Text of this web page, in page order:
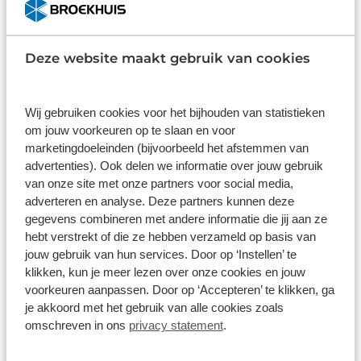
Deze website maakt gebruik van cookies
Wij gebruiken cookies voor het bijhouden van statistieken
om jouw voorkeuren op te slaan en voor
marketingdoeleinden (bijvoorbeeld het afstemmen van
advertenties). Ook delen we informatie over jouw gebruik
van onze site met onze partners voor social media,
adverteren en analyse. Deze partners kunnen deze
gegevens combineren met andere informatie die jij aan ze
hebt verstrekt of die ze hebben verzameld op basis van
jouw gebruik van hun services. Door op ‘Instellen’ te
klikken, kun je meer lezen over onze cookies en jouw
voorkeuren aanpassen. Door op ‘Accepteren’ te klikken, ga
je akkoord met het gebruik van alle cookies zoals
omschreven in ons privacy statement.
zelf te reageren op potentieel gevaarlijke situaties
op de weg. Vanzelfsprekend leveren wij deze
nieuwe auto met volledige fabrieksgarantie. We
u graag weten wat u kunt verwachten.
Gekozen Inhoud
Wat klanten over ons zeggen
9,1 11249 reviews
5 8892 reviews
4 1681 reviews